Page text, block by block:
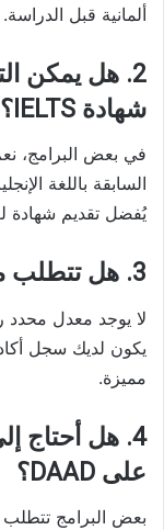
ألمانية قبل الدراسة.
شهادة IELTS؟
السابقة باللغة
يُفضل تقديم شهادة
3. هل تتطلب منحة DAAD معدلًا معينًا؟
لا يوجد معدل محدد
يكون لديك سجل
مميزة.
4. هل أحتاج
على DAAD؟
بعض البرامج تتطلب